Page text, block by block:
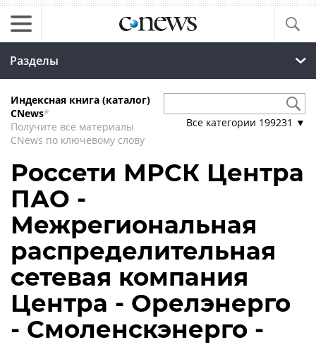
Разделы
Индексная книга (каталог)
CNews*
Получите все материалы
CNews по ключевому слову
Все категории 199231 ▼
Россети МРСК Центра
ПАО -
Межрегиональная
распределительная
сетевая компания
Центра - Орелэнерго
- Смоленскэнерго -